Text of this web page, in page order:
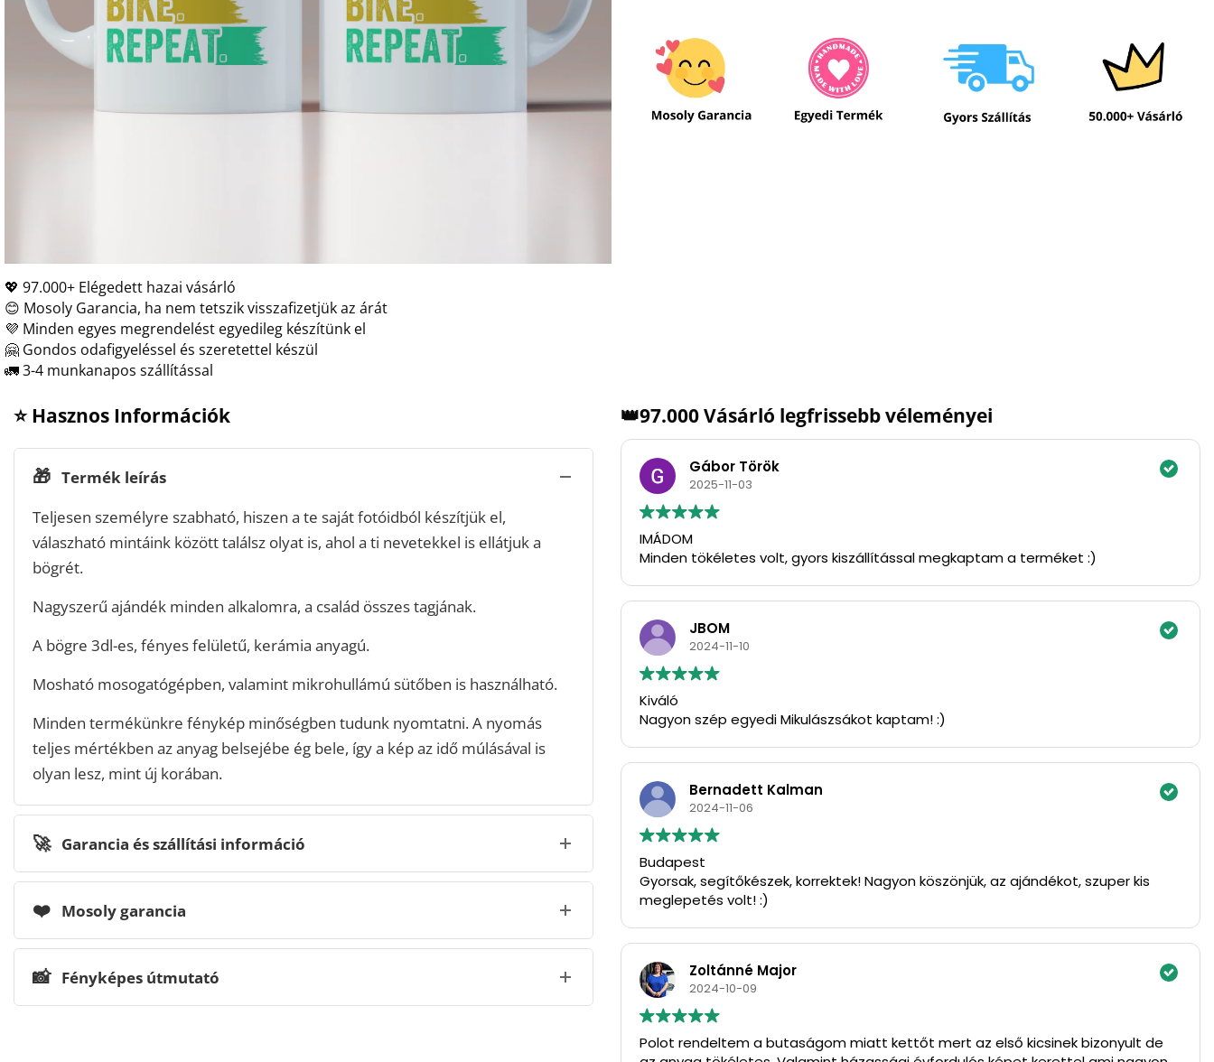
💖 97.000+ Elégedett hazai vásárló
😊 Mosoly Garancia, ha nem tetszik visszafizetjük az árát
💜 Minden egyes megrendelést egyedileg készítünk el
🤗 Gondos odafigyeléssel és szeretettel készül
🚛 3-4 munkanapos szállítással
⭐ Hasznos Információk
🎁 Termék leírás
Teljesen személyre szabható, hiszen a te saját fotóidból készítjük el,
válaszható mintáink között találsz olyat is, ahol a ti nevetekkel is ellátjuk a
bögrét.
Nagyszerű ajándék minden alkalomra, a család összes tagjának.
A bögre 3dl-es, fényes felületű, kerámia anyagú.
Mosható mosogatógépben, valamint mikrohullámú sütőben is használható.
Minden termékünkre fénykép minőségben tudunk nyomtatni. A nyomás
teljes mértékben az anyag belsejébe ég bele, így a kép az idő múlásával is
olyan lesz, mint új korában.
🚀 Garancia és szállítási információ
❤️ Mosoly garancia
📸 Fényképes útmutató
👑97.000 Vásárló legfrissebb véleményei
Gábor Török
2025-11-03
IMÁDOM
Minden tökéletes volt, gyors kiszállítással megkaptam a terméket :)
JBOM
2024-11-10
Kiváló
Nagyon szép egyedi Mikulászsákot kaptam! :)
Bernadett Kalman
2024-11-06
Budapest
Gyorsak, segítőkészek, korrektek! Nagyon köszönjük, az ajándékot, szuper kis
meglepetés volt! :)
Zoltánné Major
2024-10-09
Polot rendeltem a butaságom miatt kettőt mert az első kicsinek bizonyult de